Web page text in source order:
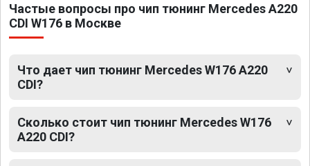
Частые вопросы про чип тюнинг Mercedes A220
CDI W176 в Москве
Что дает чип тюнинг Mercedes W176 A220
CDI?
Сколько стоит чип тюнинг Mercedes W176
A220 CDI?